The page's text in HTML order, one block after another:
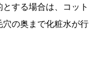
する場合は、コット
穴の奥まで化粧水が行